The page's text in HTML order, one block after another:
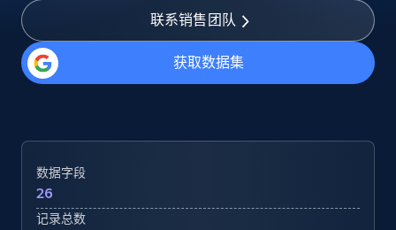
联系销售团队
获取数据集
数据字段
26
记录总数